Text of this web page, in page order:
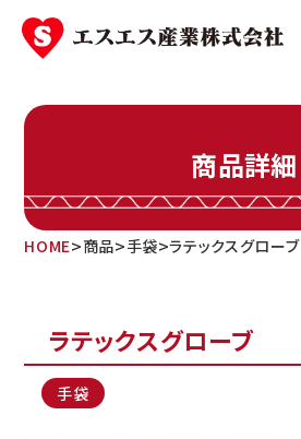
Skip
商品詳細
HOME>商品>手袋>ラテックスグローブ
ラテックスグローブ
手袋